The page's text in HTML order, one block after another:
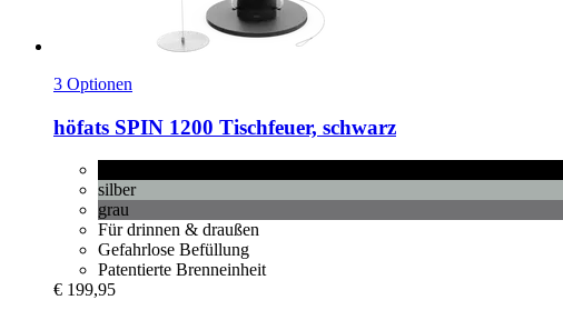
3 Optionen
höfats SPIN 1200 Tischfeuer, schwarz
silber
grau
Für drinnen & draußen
Gefahrlose Befüllung
Patentierte Brenneinheit
€ 199,95